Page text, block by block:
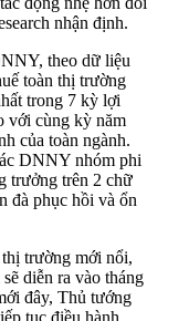
nhận định.
theo dữ liệu
toàn thị trường
trong 7 kỳ lợi
với cùng kỳ năm
của toàn ngành.
DNNY nhóm phi
trưởng trên 2 chữ
đà phục hồi và ổn
trường mới nổi,
diễn ra vào tháng
đây, Thủ tướng
tục điều hành